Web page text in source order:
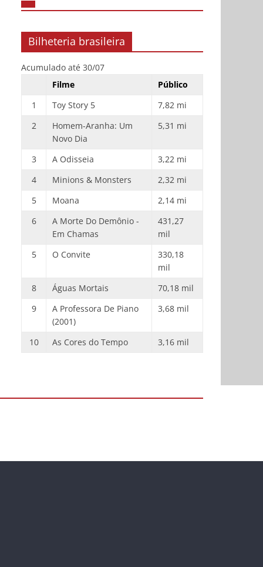
Bilheteria brasileira
Acumulado até 30/07
Filme
Público
1
Toy Story 5
7,82 mi
2
Homem-Aranha: Um
Novo Dia
5,31 mi
3 A Odisseia
3,22 mi
4
Minions & Monsters
2,32 mi
5
Moana
2,14 mi
6
A Morte Do Demônio -
Em Chamas
431,27
mil
5
O Convite
330,18
mil
8
Águas Mortais
70,18 mil
9
A Professora De Piano
(2001)
3,68 mil
10 As Cores do Tempo 3,16 mil